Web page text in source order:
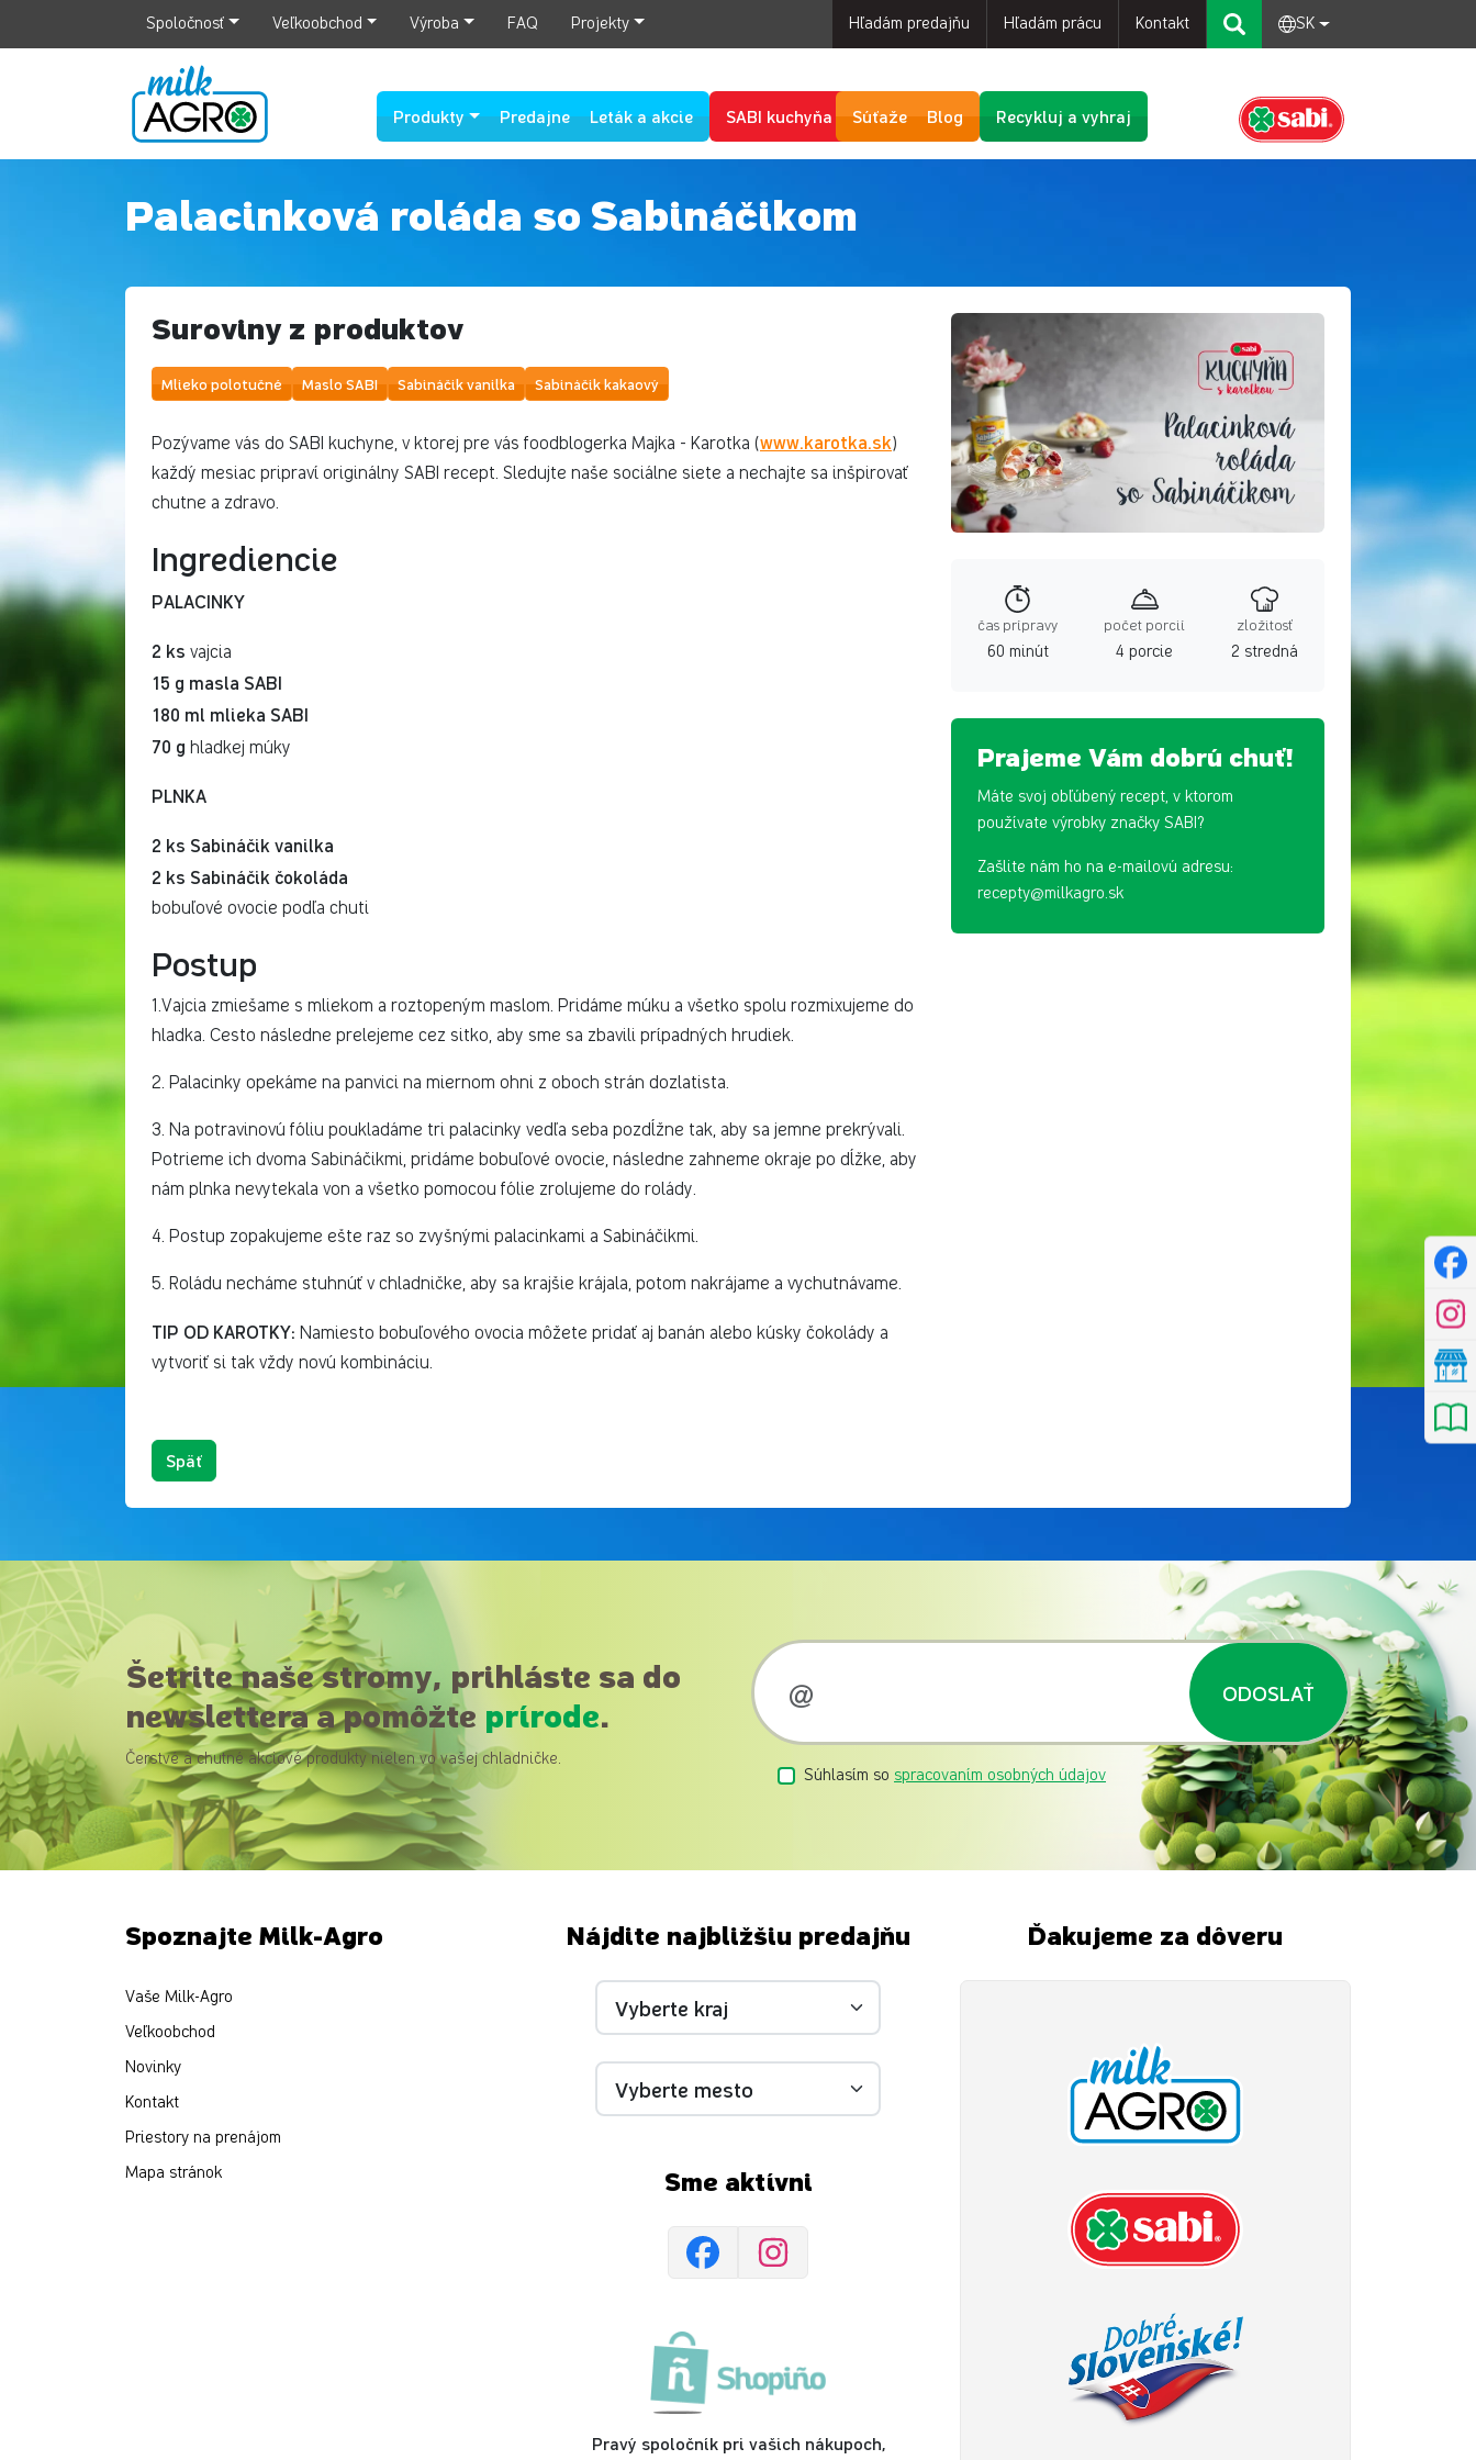
Spoločnosť Veľkoobchod Výroba FAQ Projekty Hľadám predajňu Hľadám prácu Kontakt SK
Produkty Predajne Leták a akcie SABI kuchyňa Súťaže Blog Recykluj a vyhraj
Palacinková roláda so Sabináčikom
Suroviny z produktov
Mlieko polotučné Maslo SABI Sabináčik vanilka Sabináčik kakaový
Pozývame vás do SABI kuchyne, v ktorej pre vás foodblogerka Majka - Karotka (www.karotka.sk)
každý mesiac pripraví originálny SABI recept. Sledujte naše sociálne siete a nechajte sa inšpirovať
chutne a zdravo.
Ingrediencie
PALACINKY
2 ks vajcia
15 g masla SABI
180 ml mlieka SABI
70 g hladkej múky
PLNKA
2 ks Sabináčik vanilka
2 ks Sabináčik čokoláda
bobuľové ovocie podľa chuti
Postup
1.Vajcia zmiešame s mliekom a roztopeným maslom. Pridáme múku a všetko spolu rozmixujeme do
hladka. Cesto následne prelejeme cez sitko, aby sme sa zbavili prípadných hrudiek.
2. Palacinky opekáme na panvici na miernom ohni z oboch strán dozlatista.
3. Na potravinovú fóliu poukladáme tri palacinky vedľa seba pozdĺžne tak, aby sa jemne prekrývali.
Potrieme ich dvoma Sabináčikmi, pridáme bobuľové ovocie, následne zahneme okraje po dĺžke, aby
nám plnka nevytekala von a všetko pomocou fólie zrolujeme do rolády.
4. Postup zopakujeme ešte raz so zvyšnými palacinkami a Sabináčikmi.
5. Roládu necháme stuhnúť v chladničke, aby sa krajšie krájala, potom nakrájame a vychutnávame.
TIP OD KAROTKY: Namiesto bobuľového ovocia môžete pridať aj banán alebo kúsky čokolády a
vytvoriť si tak vždy novú kombináciu.
čas prípravy
60 minút
počet porcií
4 porcie
zložitosť
2 stredná
Prajeme Vám dobrú chuť!
Máte svoj obľúbený recept, v ktorom
používate výrobky značky SABI?
Zašlite nám ho na e-mailovú adresu:
recepty@milkagro.sk
Späť
Šetrite naše stromy, prihláste sa do
newslettera a pomôžte prírode.
Čerstvé a chutné akciové produkty nielen vo vašej chladničke.
ODOSLAŤ
Súhlasím so spracovaním osobných údajov
Spoznajte Milk-Agro
Vaše Milk-Agro
Veľkoobchod
Novinky
Kontakt
Priestory na prenájom
Mapa stránok
Nájdite najbližšiu predajňu
Sme aktívni
Pravý spoločník pri vašich nákupoch,
Ďakujeme za dôveru